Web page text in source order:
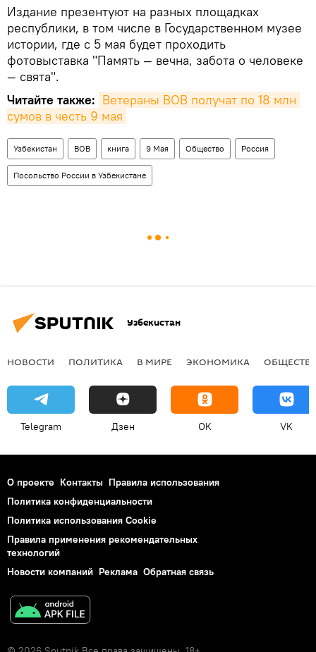
Издание презентуют на разных площадках
республики, в том числе в Государственном музее
истории, где с 5 мая будет проходить
фотовыставка "Память — вечна, забота о человеке
— свята".
Читайте также: Ветераны ВОВ получат по 18 млн
сумов в честь 9 мая
Узбекистан ВОВ книга 9 Мая Общество Россия
Посольство России в Узбекистане
Узбекистан
НОВОСТИ ПОЛИТИКА В МИРЕ ЭКОНОМИКА
Telegram Дзен OK VK
О проекте Контакты Правила использования
Политика конфиденциальности
Политика использования Cookie
Правила применения рекомендательных
технологий
Новости компаний Реклама Обратная связь